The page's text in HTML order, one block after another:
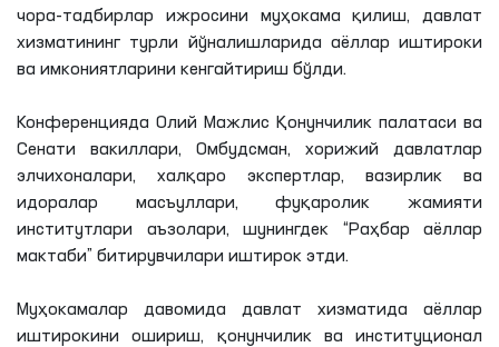
чора-тадбирлар ижросини муҳокама қилиш, давлат
хизматининг турли йўналишларида аёллар иштироки
ва имкониятларини кенгайтириш бўлди.
Конференцияда Олий Мажлис Қонунчилик палатаси ва
Сенати вакиллари, Омбудсман, хорижий давлатлар
элчихоналари, халқаро экспертлар, вазирлик ва
идоралар масъуллари, фуқаролик жамияти
институтлари аъзолари, шунингдек “Раҳбар аёллар
мактаби” битирувчилари иштирок этди.
Муҳокамалар давомида давлат хизматида аёллар
иштирокини ошириш, қонунчилик ва институционал